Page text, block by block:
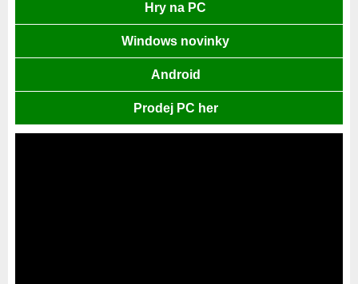
Hry na PC
Windows novinky
Android
Prodej PC her